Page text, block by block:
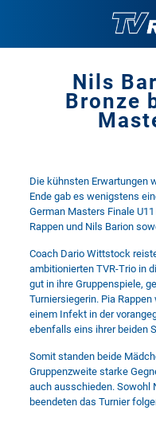
Nils
Bronze
Die kühnsten Erwartungen
Ende gab es wenigstens
German Masters Finale
Rappen und Nils Barion
Coach Dario Wittstock
ambitionierten TVR-Trio in
gut in ihre Gruppenspiele,
Turniersiegerin. Pia
einem Infekt in der
ebenfalls eins ihrer beiden
Somit standen beide
Gruppenzweite starke
auch ausschieden. Sowohl
beendeten das Turnier